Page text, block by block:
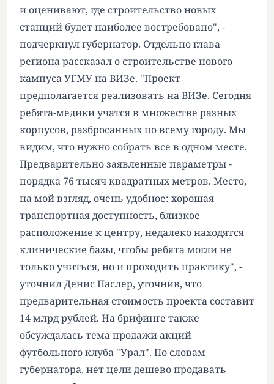
и оценивают, где строительство новых
станций будет наиболее востребовано", -
подчеркнул губернатор. Отдельно глава
региона рассказал о строительстве нового
кампуса УГМУ на ВИЗе. "Проект
предполагается реализовать на ВИЗе. Сегодня
ребята-медики учатся в множестве разных
корпусов, разбросанных по всему городу. Мы
видим, что нужно собрать все в одном месте.
Предварительно заявленные параметры -
порядка 76 тысяч квадратных метров. Место,
на мой взгляд, очень удобное: хорошая
транспортная доступность, близкое
расположение к центру, недалеко находятся
клинические базы, чтобы ребята могли не
только учиться, но и проходить практику", -
уточнил Денис Паслер, уточнив, что
предварительная стоимость проекта составит
14 млрд рублей. На брифинге также
обсуждалась тема продажи акций
футбольного клуба "Урал". По словам
губернатора, нет цели дешево продавать